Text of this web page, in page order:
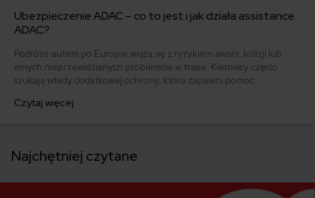
Ubezpieczenie ADAC – co to jest i jak działa assistance
ADAC?
Podróże autem po Europie wiążą się z ryzykiem awarii, kolizji lub
innych nieprzewidzianych problemów w trasie. Kierowcy często
szukają wtedy dodatkowej ochrony, która zapewni pomoc
kraju. Jednym z rozwiązań, które pojawia się w tym kontekście, jest
Czytaj więcej
Najchętniej czytane